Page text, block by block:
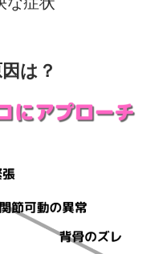
は？